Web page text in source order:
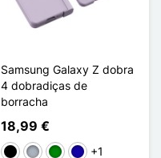
Samsung Galaxy Z dobra
4 dobradiças de
borracha
18,99 €
PretoCinzento
VerdeAzul Escuro
+1